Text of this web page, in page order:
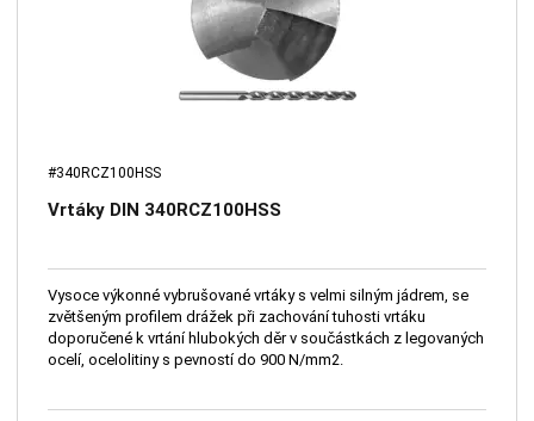
#340RCZ100HSS
Vrtáky DIN 340RCZ100HSS
Vysoce výkonné vybrušované vrtáky s velmi silným jádrem, se
zvětšeným profilem drážek při zachování tuhosti vrtáku
doporučené k vrtání hlubokých děr v součástkách z legovaných
ocelí, ocelolitiny s pevností do 900 N/mm2.